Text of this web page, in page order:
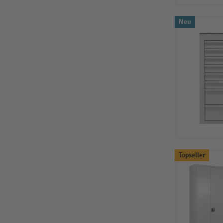
Neu
Topseller